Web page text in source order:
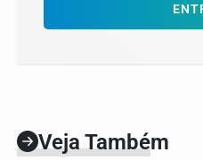
Veja Também